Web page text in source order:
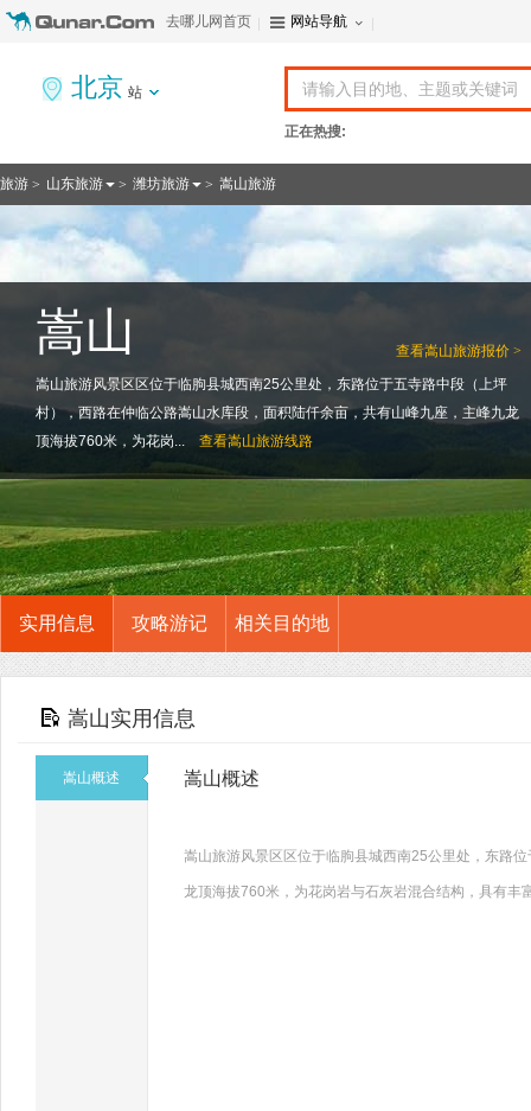
去哪儿网首页 网站导航
北京 站
正在热搜:
旅游 > 山东旅游 > 潍坊旅游 > 嵩山旅游
查看嵩山旅游报价 >
嵩山
嵩山旅游风景区区位于临朐县城西南25公里处，东路位于五寺路中段（上坪
村），西路在仲临公路嵩山水库段，面积陆仟余亩，共有山峰九座，主峰九龙
顶海拔760米，为花岗...
查看嵩山旅游线路
实用信息 攻略游记 相关目的地
嵩山实用信息
嵩山概述 嵩山概述
嵩山旅游风景区区位于临朐县城西南25公里处，东路
龙顶海拔760米，为花岗岩与石灰岩混合结构，具有